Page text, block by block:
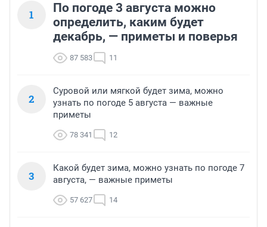
1
По погоде 3 августа можно
определить, каким будет
декабрь, — приметы и поверья
87 583 11
2
Суровой или мягкой будет зима, можно
узнать по погоде 5 августа — важные
приметы
78 341 12
3
Какой будет зима, можно узнать по погоде 7
августа, — важные приметы
57 627 14